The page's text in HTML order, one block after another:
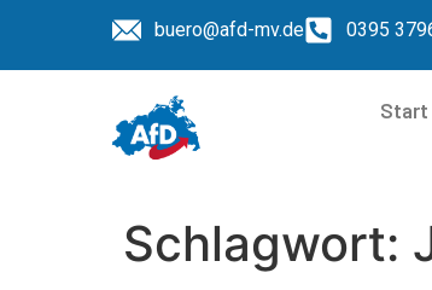
buero@afd-mv.de 0395
Start
Schlagwort: